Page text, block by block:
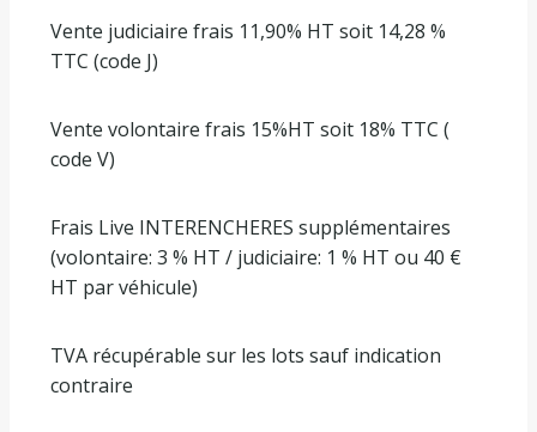
Vente judiciaire frais 11,90% HT soit 14,28 %
TTC (code J)
Vente volontaire frais 15%HT soit 18% TTC (
code V)
Frais Live INTERENCHERES supplémentaires
(volontaire: 3 % HT / judiciaire: 1 % HT ou 40 €
HT par véhicule)
TVA récupérable sur les lots sauf indication
contraire